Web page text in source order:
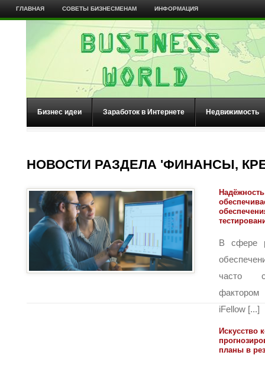
ГЛАВНАЯ СОВЕТЫ БИЗНЕСМЕНАМ ИНФОРМАЦИЯ
Бизнес идеи Заработок в Интернете Недвижимость
НОВОСТИ РАЗДЕЛА 'ФИНАНСЫ,
В сфере
часто
iFellow [...]
Искусство
планы в